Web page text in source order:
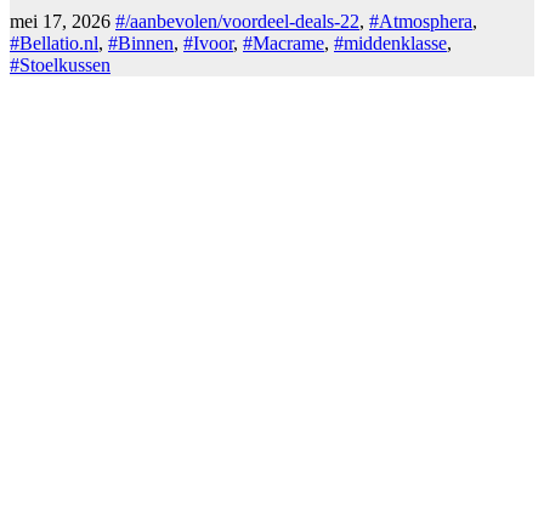
mei 17, 2026 #/aanbevolen/voordeel-deals-22, #Atmosphera,
#Bellatio.nl, #Binnen, #Ivoor, #Macrame, #middenklasse,
#Stoelkussen